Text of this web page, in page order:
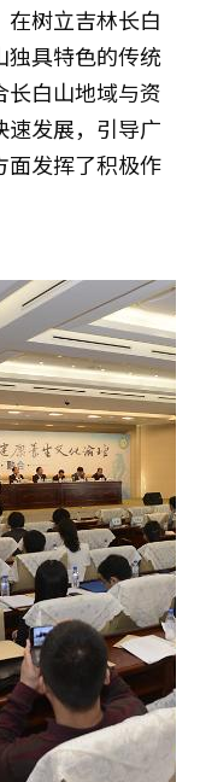
树立吉林长白
独具特色的传统
长白山地域与资
发展，引导广
面发挥了积极作